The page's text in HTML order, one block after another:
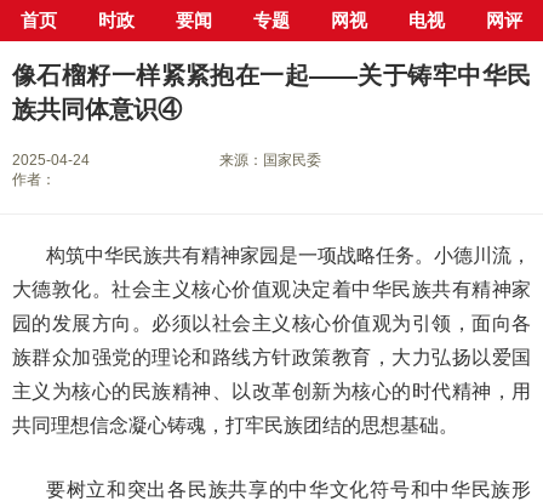
首页 时政 要闻 专题 网视 电视 网评
当前位置： 首页> 专栏>铸牢中华民族共同体意识 > 正文
像石榴籽一样紧紧抱在一起——关于铸牢中华民
族共同体意识④
2025-04-24
来源：国家民委
作者：
构筑中华民族共有精神家园是一项战略任务。小德川流，
大德敦化。社会主义核心价值观决定着中华民族共有精神家
园的发展方向。必须以社会主义核心价值观为引领，面向各
族群众加强党的理论和路线方针政策教育，大力弘扬以爱国
主义为核心的民族精神、以改革创新为核心的时代精神，用
共同理想信念凝心铸魂，打牢民族团结的思想基础。
要树立和突出各民族共享的中华文化符号和中华民族形